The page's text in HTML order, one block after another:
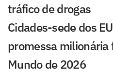
tráfico de drogas
Cidades-sede dos
promessa milionária
Mundo de 2026